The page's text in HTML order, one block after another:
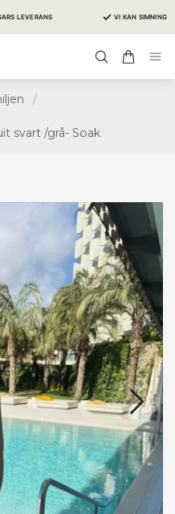
LEVERANS ✓ VI KAN SIMNING
/
svart /grå- Soak